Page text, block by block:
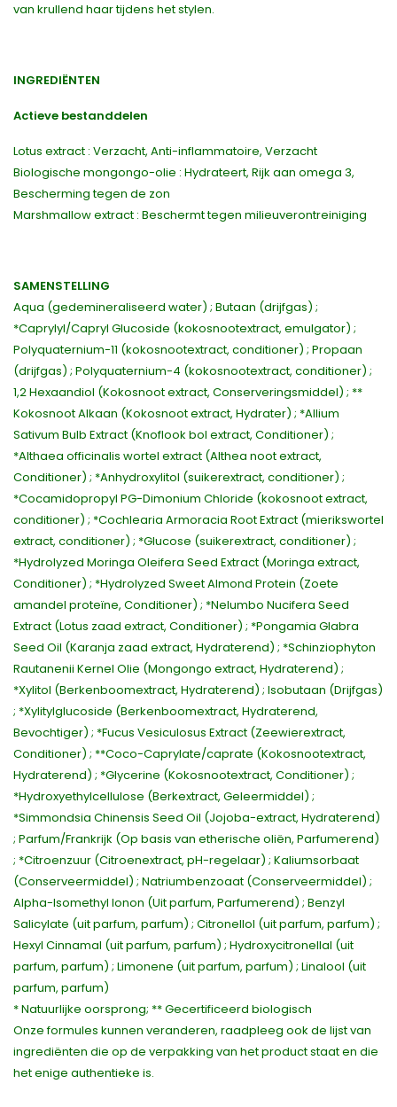
van krullend haar tijdens het stylen.
INGREDIËNTEN
Actieve bestanddelen
Lotus extract : Verzacht, Anti-inflammatoire, Verzacht
Biologische mongongo-olie : Hydrateert, Rijk aan omega 3,
Bescherming tegen de zon
Marshmallow extract : Beschermt tegen milieuverontreiniging
SAMENSTELLING
Aqua (gedemineraliseerd water) ; Butaan (drijfgas) ;
*Caprylyl/Capryl Glucoside (kokosnootextract, emulgator) ;
Polyquaternium-11 (kokosnootextract, conditioner) ; Propaan
(drijfgas) ; Polyquaternium-4 (kokosnootextract, conditioner) ;
1,2 Hexaandiol (Kokosnoot extract, Conserveringsmiddel) ; **
Kokosnoot Alkaan (Kokosnoot extract, Hydrater) ; *Allium
Sativum Bulb Extract (Knoflook bol extract, Conditioner) ;
*Althaea officinalis wortel extract (Althea noot extract,
Conditioner) ; *Anhydroxylitol (suikerextract, conditioner) ;
*Cocamidopropyl PG-Dimonium Chloride (kokosnoot extract,
conditioner) ; *Cochlearia Armoracia Root Extract (mierikswortel
extract, conditioner) ; *Glucose (suikerextract, conditioner) ;
*Hydrolyzed Moringa Oleifera Seed Extract (Moringa extract,
Conditioner) ; *Hydrolyzed Sweet Almond Protein (Zoete
amandel proteïne, Conditioner) ; *Nelumbo Nucifera Seed
Extract (Lotus zaad extract, Conditioner) ; *Pongamia Glabra
Seed Oil (Karanja zaad extract, Hydraterend) ; *Schinziophyton
Rautanenii Kernel Olie (Mongongo extract, Hydraterend) ;
*Xylitol (Berkenboomextract, Hydraterend) ; Isobutaan (Drijfgas)
; *Xylitylglucoside (Berkenboomextract, Hydraterend,
Bevochtiger) ; *Fucus Vesiculosus Extract (Zeewierextract,
Conditioner) ; **Coco-Caprylate/caprate (Kokosnootextract,
Hydraterend) ; *Glycerine (Kokosnootextract, Conditioner) ;
*Hydroxyethylcellulose (Berkextract, Geleermiddel) ;
*Simmondsia Chinensis Seed Oil (Jojoba-extract, Hydraterend)
; Parfum/Frankrijk (Op basis van etherische oliën, Parfumerend)
; *Citroenzuur (Citroenextract, pH-regelaar) ; Kaliumsorbaat
(Conserveermiddel) ; Natriumbenzoaat (Conserveermiddel) ;
Alpha-Isomethyl Ionon (Uit parfum, Parfumerend) ; Benzyl
Salicylate (uit parfum, parfum) ; Citronellol (uit parfum, parfum) ;
Hexyl Cinnamal (uit parfum, parfum) ; Hydroxycitronellal (uit
parfum, parfum) ; Limonene (uit parfum, parfum) ; Linalool (uit
parfum, parfum)
* Natuurlijke oorsprong; ** Gecertificeerd biologisch
Onze formules kunnen veranderen, raadpleeg ook de lijst van
ingrediënten die op de verpakking van het product staat en die
het enige authentieke is.